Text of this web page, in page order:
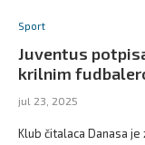
Sport
Juventus
krilnim
jul 23, 2025
Klub čitalaca Danasa